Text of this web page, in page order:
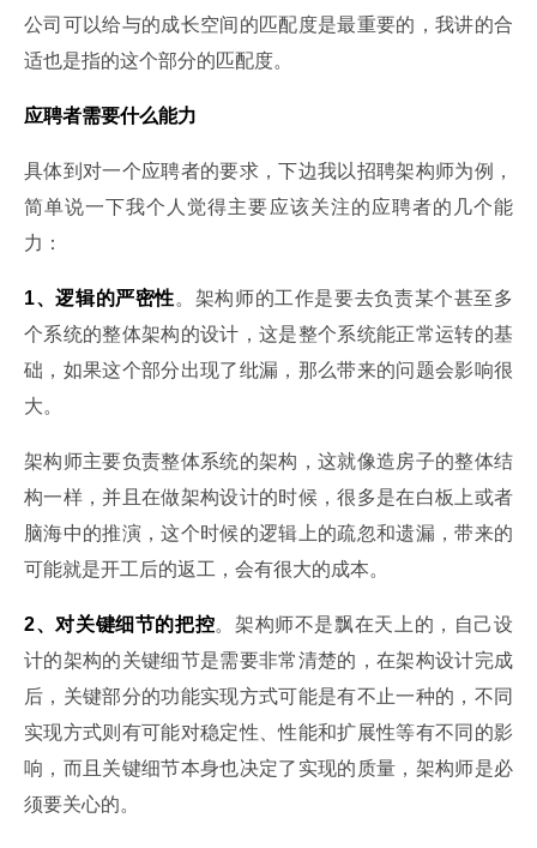
公司可以给与的成长空间的匹配度是最重要的，我讲的合
适也是指的这个部分的匹配度。
应聘者需要什么能力
具体到对一个应聘者的要求，下边我以招聘架构师为例，
简单说一下我个人觉得主要应该关注的应聘者的几个能
力：
1、逻辑的严密性。架构师的工作是要去负责某个甚至多
个系统的整体架构的设计，这是整个系统能正常运转的基
础，如果这个部分出现了纰漏，那么带来的问题会影响很
大。
架构师主要负责整体系统的架构，这就像造房子的整体结
构一样，并且在做架构设计的时候，很多是在白板上或者
脑海中的推演，这个时候的逻辑上的疏忽和遗漏，带来的
可能就是开工后的返工，会有很大的成本。
2、对关键细节的把控。架构师不是飘在天上的，自己设
计的架构的关键细节是需要非常清楚的，在架构设计完成
后，关键部分的功能实现方式可能是有不止一种的，不同
实现方式则有可能对稳定性、性能和扩展性等有不同的影
响，而且关键细节本身也决定了实现的质量，架构师是必
须要关心的。